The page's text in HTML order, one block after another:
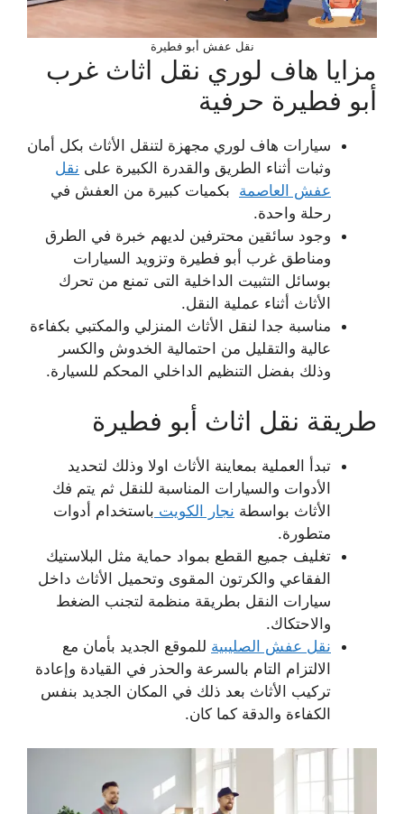
نقل عفش أبو فطيرة
مزايا هاف لوري نقل اثاث غرب
أبو فطيرة حرفية
سيارات هاف لوري مجهزة لتنقل الأثاث بكل أمان
وثبات أثناء الطريق والقدرة الكبيرة علىنقل
عفش العاصمةبكميات كبيرة من العفش في
رحلة واحدة.
وجود سائقين محترفين لديهم خبرة في الطرق
ومناطق غرب أبو فطيرة وتزويد السيارات
بوسائل التثبيت الداخلية التى تمنع من تحرك
الأثاث أثناء عملية النقل.
مناسبة جدا لنقل الأثاث المنزلي والمكتبي بكفاءة
عالية والتقليل من احتمالية الخدوش والكسر
وذلك بفضل التنظيم الداخلي المحكم للسيارة.
طريقة نقل اثاث أبو فطيرة
تبدأ العملية بمعاينة الأثاث اولا وذلك لتحديد
الأدوات والسيارات المناسبة للنقل ثم يتم فك
الأثاث بواسطةنجار الكويتباستخدام أدوات
متطورة.
تغليف جميع القطع بمواد حماية مثل البلاستيك
الفقاعي والكرتون المقوى وتحميل الأثاث داخل
سيارات النقل بطريقة منظمة لتجنب الضغط
والاحتكاك.
نقل عفش الصليبيةللموقع الجديد بأمان مع
الالتزام التام بالسرعة والحذر في القيادة وإعادة
تركيب الأثاث بعد ذلك في المكان الجديد بنفس
الكفاءة والدقة كما كان.